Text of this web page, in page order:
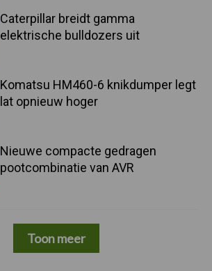
Caterpillar breidt gamma
elektrische bulldozers uit
Komatsu HM460-6 knikdumper legt
lat opnieuw hoger
Nieuwe compacte gedragen
pootcombinatie van AVR
Toon meer